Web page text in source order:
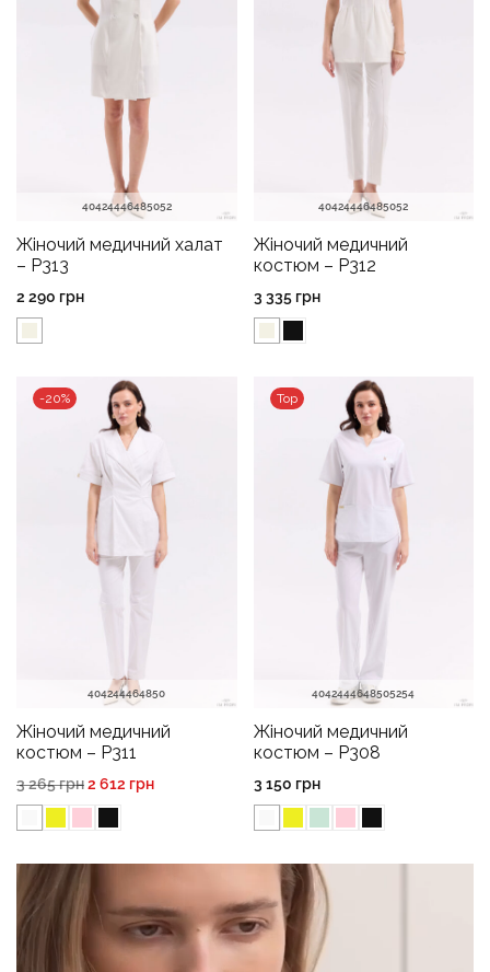
40424446485052
Жіночий медичний халат
– P313
2 290 грн
40424446485052
Жіночий медичний
костюм – P312
3 335 грн
-20%
404244464850
Жіночий медичний
костюм – P311
3 265грн2 612 грн
Top
4042444648505254
Жіночий медичний
костюм – P308
3 150 грн